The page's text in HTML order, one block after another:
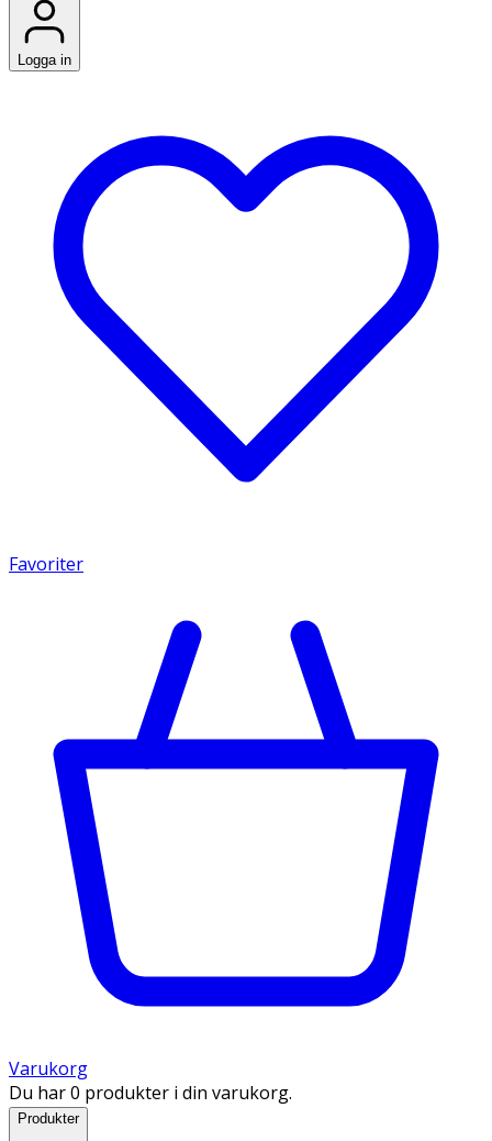
Logga in
Favoriter
Varukorg
Du har 0 produkter i din varukorg.
Produkter